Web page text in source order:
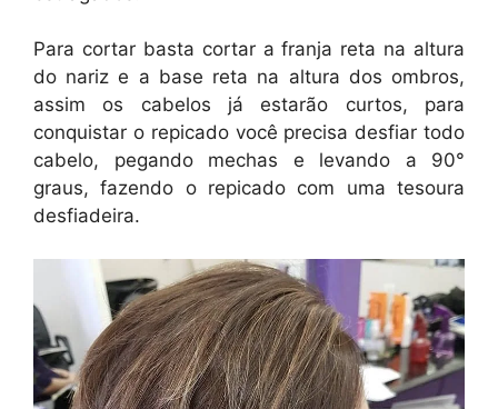
Para cortar basta cortar a franja reta na altura
do nariz e a base reta na altura dos ombros,
assim os cabelos já estarão curtos, para
conquistar o repicado você precisa desfiar todo
cabelo, pegando mechas e levando a 90°
graus, fazendo o repicado com uma tesoura
desfiadeira.